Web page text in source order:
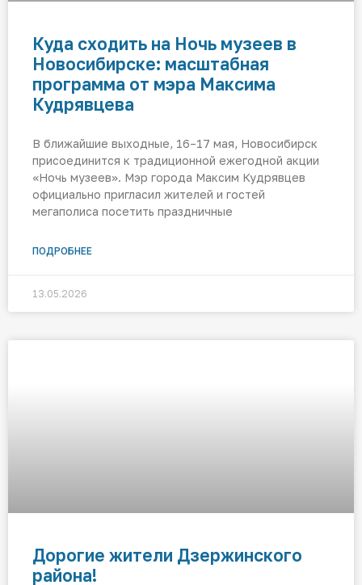
Куда сходить на Ночь музеев в
Новосибирске: масштабная
программа от мэра Максима
Кудрявцева
В ближайшие выходные, 16–17 мая, Новосибирск
присоединится к традиционной ежегодной акции
«Ночь музеев». Мэр города Максим Кудрявцев
официально пригласил жителей и гостей
мегаполиса посетить праздничные
ПОДРОБНЕЕ
13.05.2026
Дорогие жители Дзержинского
района!